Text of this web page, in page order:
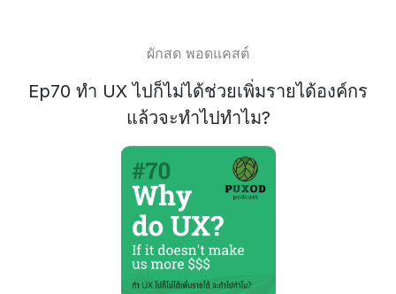
ผักสด พอดแคสต์
Ep70 ทำ UX ไปก็ไม่ได้ช่วยเพิ่มรายได้องค์กร
แล้วจะทำไปทำไม?